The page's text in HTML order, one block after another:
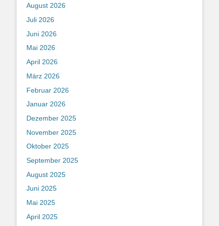
August 2026
Juli 2026
Juni 2026
Mai 2026
April 2026
März 2026
Februar 2026
Januar 2026
Dezember 2025
November 2025
Oktober 2025
September 2025
August 2025
Juni 2025
Mai 2025
April 2025